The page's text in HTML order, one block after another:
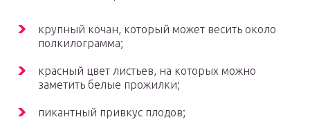
крупный кочан, который может весить около
полкилограмма;
красный цвет листьев, на которых можно
заметить белые прожилки;
пикантный привкус плодов;